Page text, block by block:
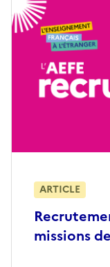
missions
ARTICLE